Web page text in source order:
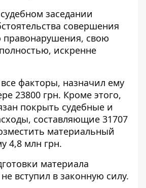
заседании
совершения
правонарушения, свою
искренне
факторы, назначил ему
23800 грн. Кроме этого,
покрыть судебные и
составляющие 31707
материальный
4,8 млн грн.
материала
вступил в законную силу.